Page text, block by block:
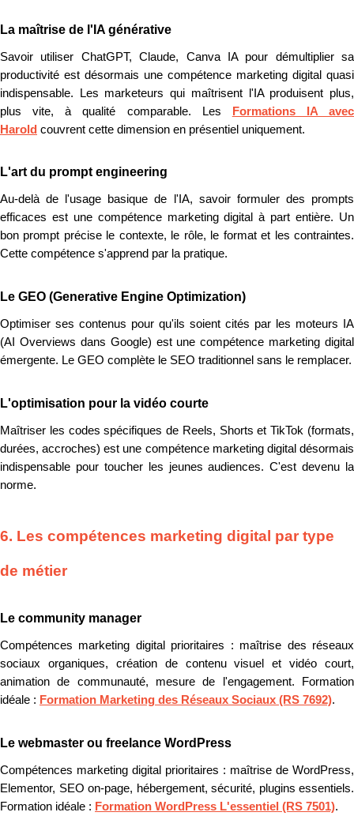
La maîtrise de l'IA générative
Savoir utiliser ChatGPT, Claude, Canva IA pour démultiplier sa
productivité est désormais une compétence marketing digital quasi
indispensable. Les marketeurs qui maîtrisent l'IA produisent plus,
plus vite, à qualité comparable. Les
Formations IA avec
Harold couvrent cette dimension en présentiel uniquement.
L'art du prompt engineering
Au-delà de l'usage basique de l'IA, savoir formuler des prompts
efficaces est une compétence marketing digital à part entière. Un
bon prompt précise le contexte, le rôle, le format et les contraintes.
Cette compétence s'apprend par la pratique.
Le GEO (Generative Engine Optimization)
Optimiser ses contenus pour qu'ils soient cités par les moteurs IA
(AI Overviews dans Google) est une compétence marketing digital
émergente. Le GEO complète le SEO traditionnel sans le remplacer.
L'optimisation pour la vidéo courte
Maîtriser les codes spécifiques de Reels, Shorts et TikTok (formats,
durées, accroches) est une compétence marketing digital désormais
indispensable pour toucher les jeunes audiences. C'est devenu la
norme.
6. Les compétences marketing digital par type
de métier
Le community manager
Compétences marketing digital prioritaires : maîtrise des réseaux
sociaux organiques, création de contenu visuel et vidéo court,
animation de communauté, mesure de l'engagement. Formation
idéale : Formation Marketing des Réseaux Sociaux (RS 7692).
Le webmaster ou freelance WordPress
Compétences marketing digital prioritaires : maîtrise de WordPress,
Elementor, SEO on-page, hébergement, sécurité, plugins essentiels.
Formation idéale : Formation WordPress L'essentiel (RS 7501).